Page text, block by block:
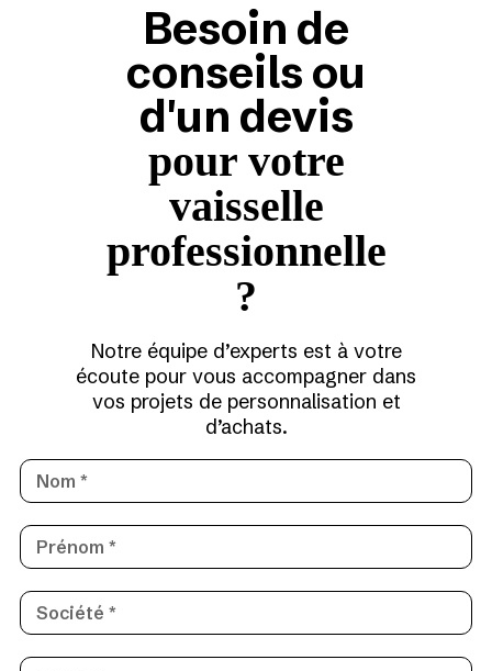
Besoin de
conseils ou
d'un devis
pour votre
vaisselle
professionnelle
?
Notre équipe d’experts est à votre
écoute pour vous accompagner dans
vos projets de personnalisation et
d’achats.